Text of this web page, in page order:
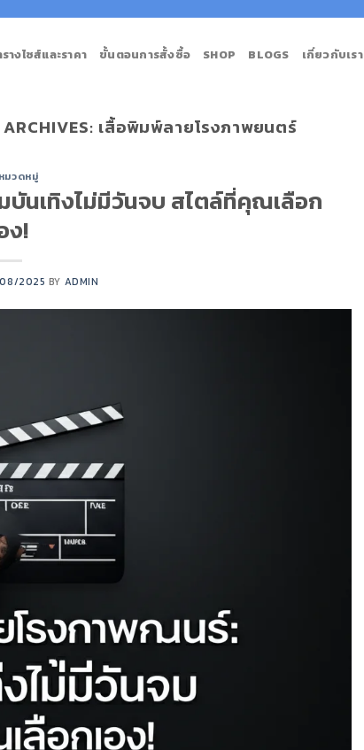
างไซส์และราคา ขั้นตอนการสั้งซื้อ SHOP BLOGS เกี่ยวกับเรา
ARCHIVES: เสื้อพิมพ์ลายโรงภาพยนตร์
มวดหมู่
นเทิงไม่มีวันจบ สไตล์ที่คุณเลือก
ง!
2025 BY ADMIN